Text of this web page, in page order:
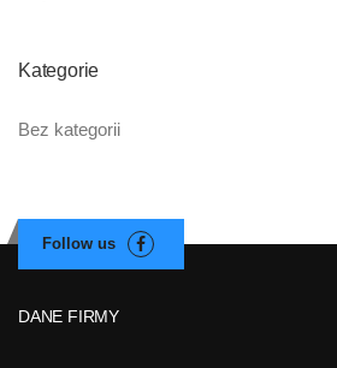
Kategorie
Bez kategorii
DANE FIRMY